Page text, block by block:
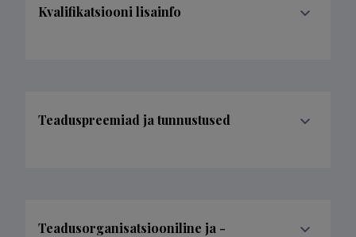
Kvalifikatsiooni lisainfo
Teaduspreemiad ja tunnustused
Teadusorganisatsiooniline ja -